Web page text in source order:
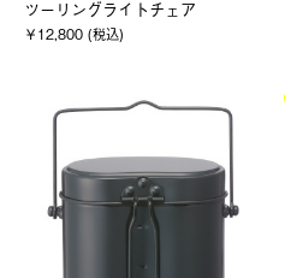
ツーリングライトチェア
￥12,800 (税込)